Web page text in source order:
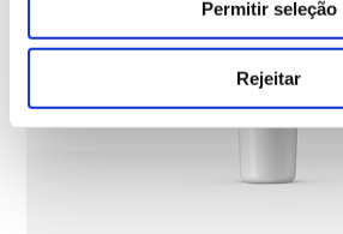
Permitir seleção
Rejeitar